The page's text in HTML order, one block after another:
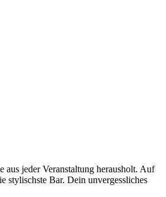
jeder Veranstaltung herausholt. Auf
stylischste Bar. Dein unvergessliches